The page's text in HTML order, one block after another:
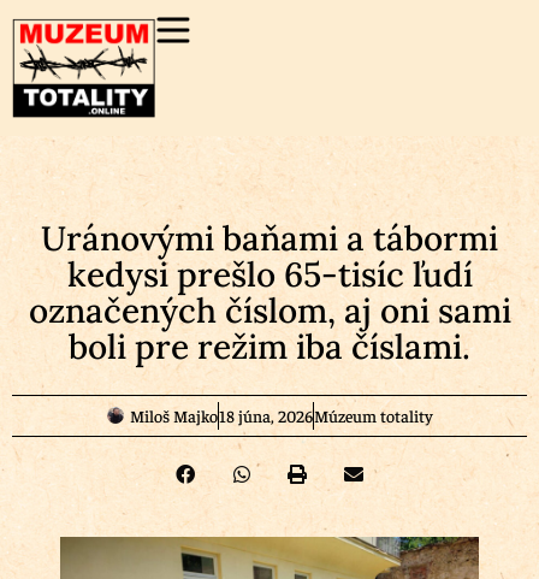
Uránovými baňami a tábormi
kedysi prešlo 65-tisíc ľudí
označených číslom, aj oni sami
boli pre režim iba číslami.
Miloš Majko18 júna, 2026Múzeum totality